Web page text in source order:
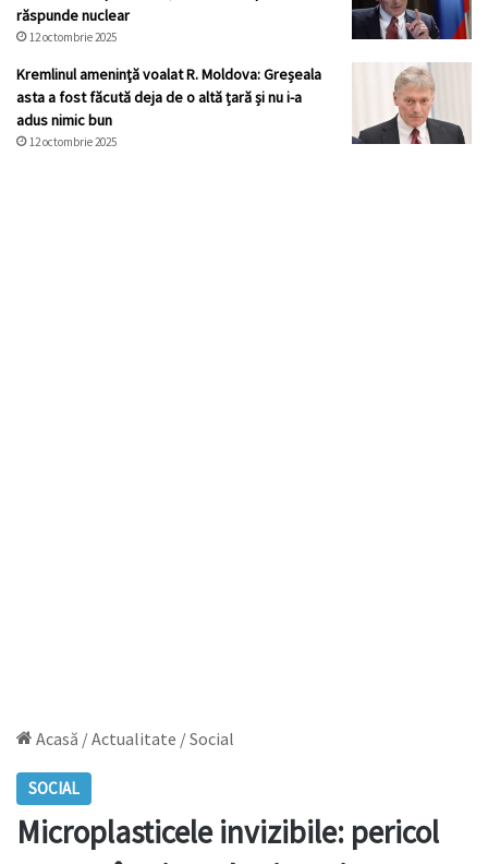
răspunde nuclear
12 octombrie 2025
Kremlinul ameninţă voalat R. Moldova: Greșeala
asta a fost făcută deja de o altă țară și nu i-a
adus nimic bun
12 octombrie 2025